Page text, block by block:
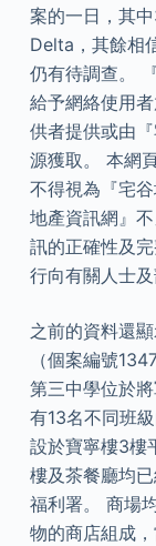
案的一日，其
Delta，其餘相
仍有待調查。
給予網絡使用
供者提供或由
源獲取。 本網
不得視為『宅
地產資訊網』
訊的正確性及
行向有關人士及
之前的資料還
（個案編號
第三中學位於
有13名不同班
設於寶寧樓3樓
樓及茶餐廳均
福利署。 商場
物的商店組成